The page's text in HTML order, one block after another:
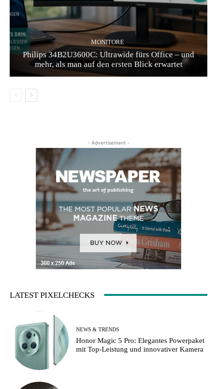
MONITORE
Philips 34B2U3600C: Ultrawide fürs Office – und
mehr, als man auf den ersten Blick erwartet
- Advertisement -
LATEST PIXELCHECKS
NEWS & TRENDS
Honor Magic 5 Pro: Elegantes Powerpaket
mit Top-Leistung und innovativer Kamera